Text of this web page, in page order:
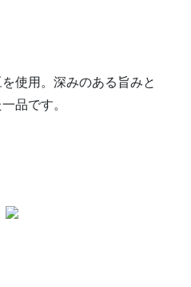
使用。深みのある旨みと
品です。